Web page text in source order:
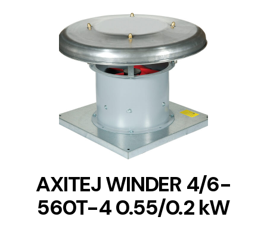
AXITEJ WINDER 4/6-
560T-4 0.55/0.2 kW